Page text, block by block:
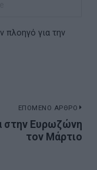
πλοηγό για την
ΕΠΟΜΕΝΟ ΑΡΘΡΟ
Next
post:
στην Ευρωζώνη
τον Μάρτιο